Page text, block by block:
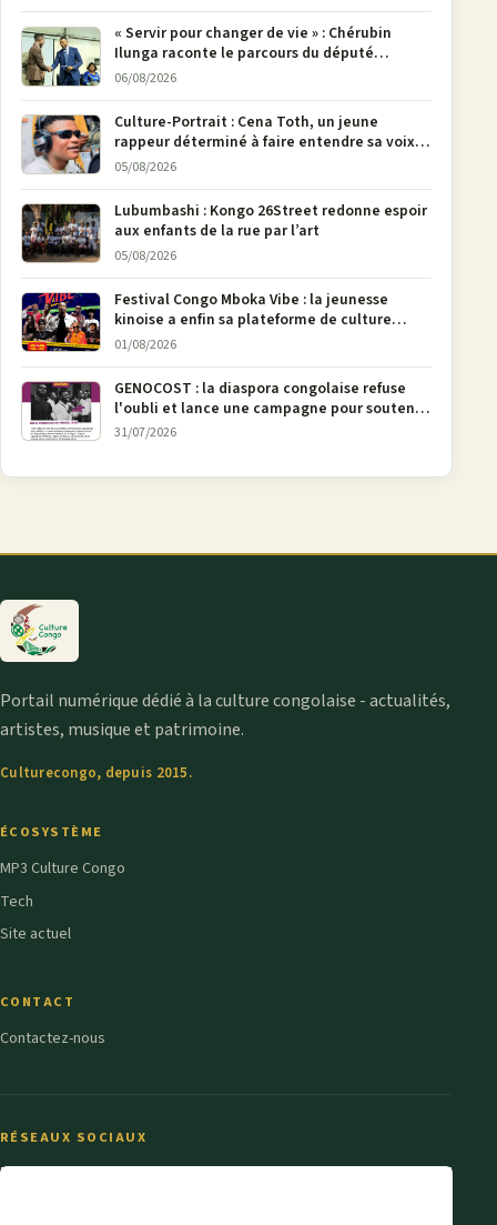
« Servir pour changer de vie » : Chérubin
Ilunga raconte le parcours du député
national Jethro Muyombi Tshimbu en 137
06/08/2026
Culture-Portrait : Cena Toth, un jeune
rappeur déterminé à faire entendre sa voix à
Bunia
05/08/2026
Lubumbashi : Kongo 26Street redonne espoir
aux enfants de la rue par l’art
05/08/2026
Festival Congo Mboka Vibe : la jeunesse
kinoise a enfin sa plateforme de culture
urbaine
01/08/2026
GENOCOST : la diaspora congolaise refuse
l'oubli et lance une campagne pour soutenir
la pétition FONAREV depuis Bruxelles
31/07/2026
Portail numérique dédié à la culture congolaise - actualités,
artistes, musique et patrimoine.
Culturecongo, depuis 2015.
ÉCOSYSTÈME
MP3 Culture Congo
Tech
Site actuel
CONTACT
Contactez-nous
RÉSEAUX SOCIAUX